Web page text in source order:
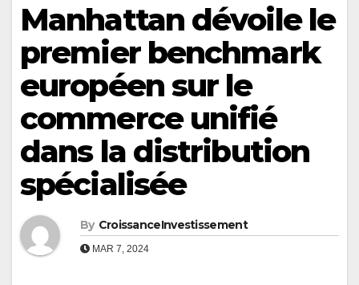
Manhattan dévoile le
premier benchmark
européen sur le
commerce unifié
dans la distribution
spécialisée
By CroissanceInvestissement
MAR 7, 2024